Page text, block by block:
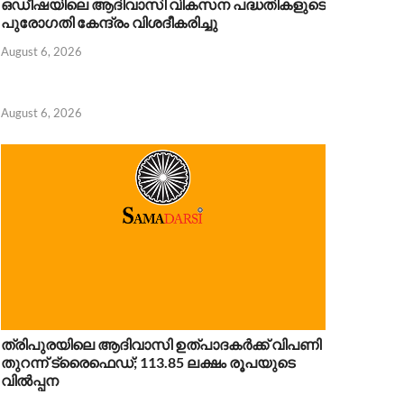
ഒഡീഷയിലെ ആദിവാസി വികസന പദ്ധതികളുടെ
പുരോഗതി കേന്ദ്രം വിശദീകരിച്ചു
August 6, 2026
August 6, 2026
ത്രിപുരയിലെ ആദിവാസി ഉത്പാദകർക്ക് വിപണി
തുറന്ന് ട്രൈഫെഡ്; 113.85 ലക്ഷം രൂപയുടെ
വിൽപ്പന